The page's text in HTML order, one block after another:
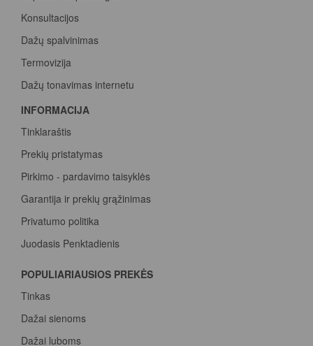
Konsultacijos
Dažų spalvinimas
Termovizija
Dažų tonavimas internetu
INFORMACIJA
Tinklaraštis
Prekių pristatymas
Pirkimo - pardavimo taisyklės
Garantija ir prekių grąžinimas
Privatumo politika
Juodasis Penktadienis
POPULIARIAUSIOS PREKĖS
Tinkas
Dažai sienoms
Dažai luboms